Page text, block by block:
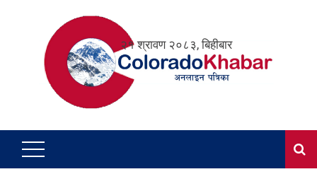
२१ श्रावण २०८३, बिहीबार